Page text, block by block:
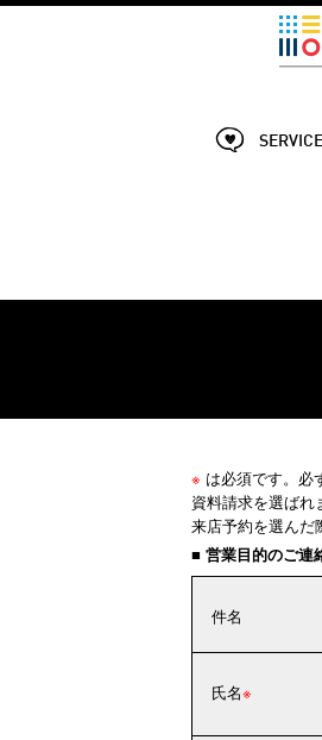
SERVICE
※ は必須です。必
資料請求を選ばれ
来店予約を選んだ
■ 営業目的のご連
件名
氏名